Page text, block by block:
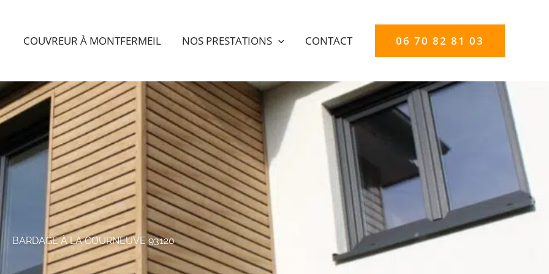
COUVREUR À MONTFERMEIL NOS PRESTATIONS CONTACT 06 70 82 81 03
BARDAGE À LA COURNEUVE 93120